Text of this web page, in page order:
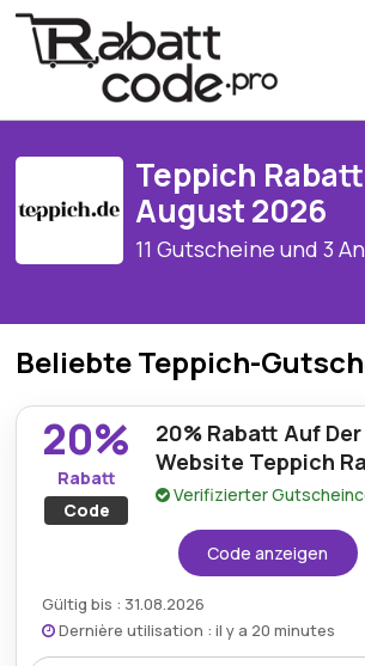
Teppich
August 2026
11 Gutscheine und 3
Beliebte Teppich-
20%
Rabatt
Code
20% Rabatt Auf
Website Teppich
Verifizierter
Code anzeigen
Gültig bis : 31.08.2026
Dernière utilisation : il y a 20 minutes